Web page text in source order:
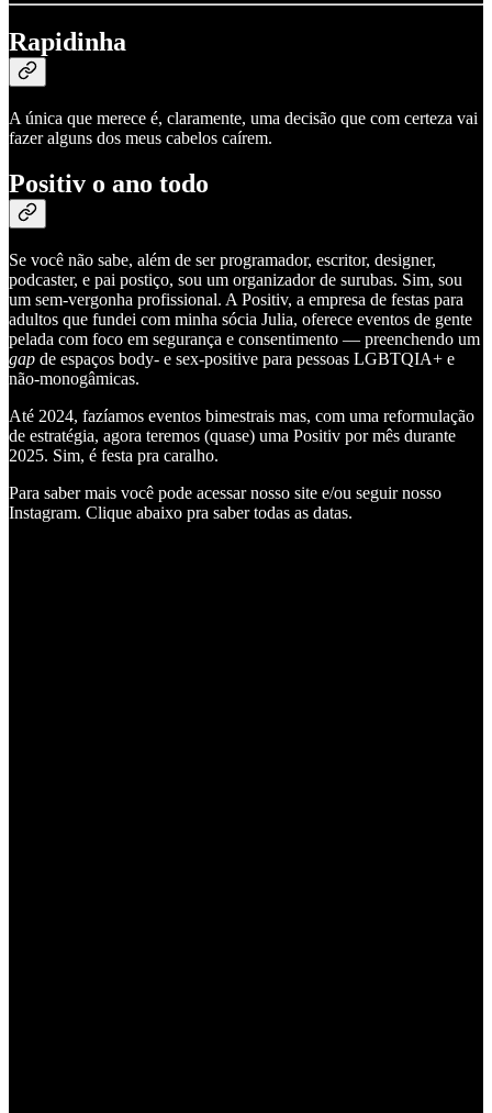
Rapidinha
A única que merece é, claramente, uma decisão que com certeza vai
fazer alguns dos meus cabelos caírem.
Positiv o ano todo
Se você não sabe, além de ser programador, escritor, designer,
podcaster, e pai postiço, sou um organizador de surubas. Sim, sou
um sem-vergonha profissional. A Positiv, a empresa de festas para
adultos que fundei com minha sócia Julia, oferece eventos de gente
pelada com foco em segurança e consentimento — preenchendo um
gap de espaços body- e sex-positive para pessoas LGBTQIA+ e
não-monogâmicas.
Até 2024, fazíamos eventos bimestrais mas, com uma reformulação
de estratégia, agora teremos (quase) uma Positiv por mês durante
2025. Sim, é festa pra caralho.
Para saber mais você pode acessar nosso site e/ou seguir nosso
Instagram. Clique abaixo pra saber todas as datas.